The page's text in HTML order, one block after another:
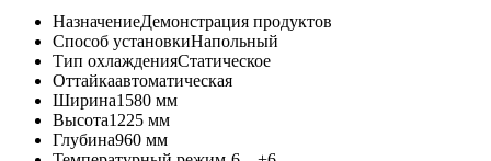
НазначениеДемонстрация продуктов
Способ установкиНапольный
Тип охлажденияСтатическое
Оттайкаавтоматическая
Ширина1580 мм
Высота1225 мм
Глубина960 мм